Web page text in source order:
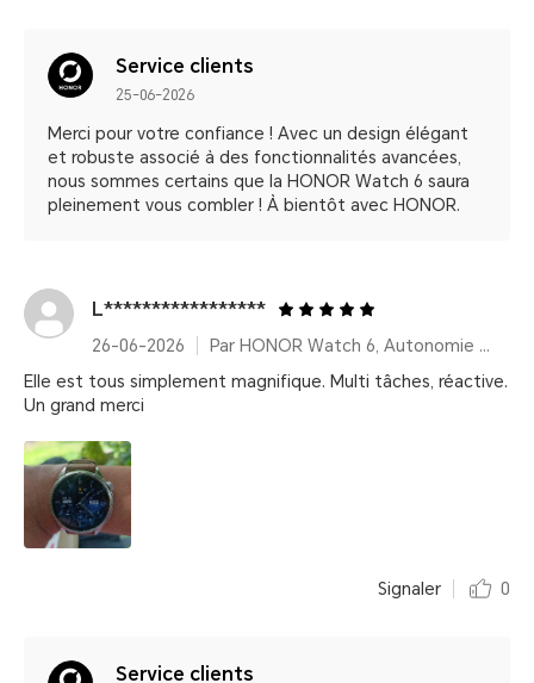
Service clients
25-06-2026
Merci pour votre confiance ! Avec un design élégant
et robuste associé à des fonctionnalités avancées,
nous sommes certains que la HONOR Watch 6 saura
pleinement vous combler ! À bientôt avec HONOR.
L*****************
26-06-2026
Par HONOR Watch 6, Autonomie 35 Jours – Twilight Brown (Bracelet cuir)
Elle est tous simplement magnifique. Multi tâches, réactive.
Un grand merci
Signaler 0
Service clients